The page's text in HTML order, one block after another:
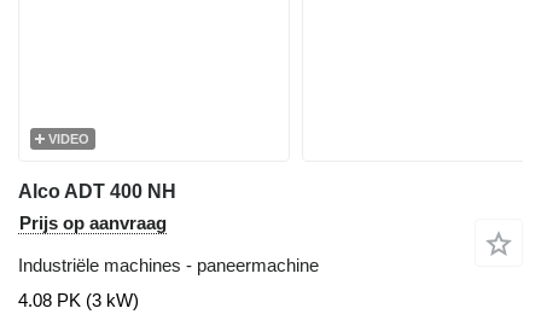
VIDEO
Alco ADT 400 NH
Prijs op aanvraag
Industriële machines - paneermachine
4.08 PK (3 kW)